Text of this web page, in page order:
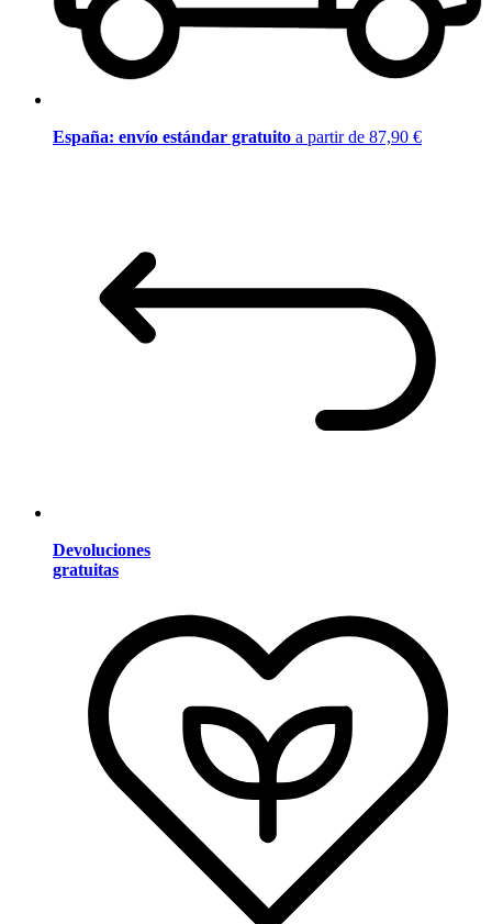
España: envío estándar gratuito a partir de 87,90 €
Devoluciones
gratuitas